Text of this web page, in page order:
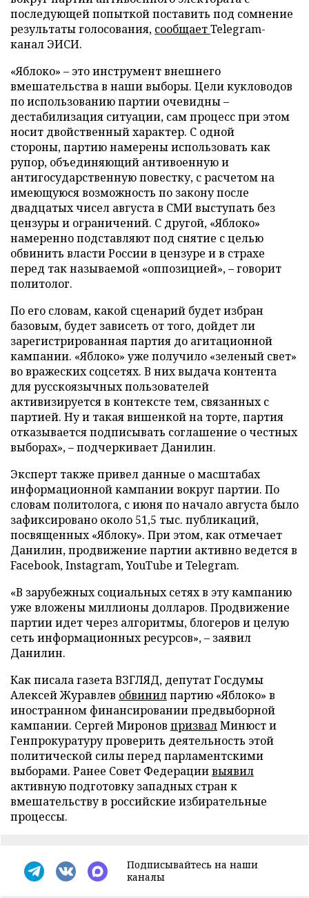
последующей попыткой поставить под сомнение
результаты голосования, сообщаетTelegram-
канал ЭИСИ.
«Яблоко» – это инструмент внешнего
вмешательства в наши выборы. Цели кукловодов
по использованию партии очевидны –
дестабилизация ситуации, сам процесс при этом
носит двойственный характер. С одной
стороны, партию намерены использовать как
рупор, объединяющий антивоенную и
антигосударственную повестку, с расчетом на
имеющуюся возможность по закону после
двадцатых чисел августа в СМИ выступать без
цензуры и ограничений. С другой, «Яблоко»
намеренно подставляют под снятие с целью
обвинить власти России в цензуре и в страхе
перед так называемой «оппозицией», – говорит
политолог.
По его словам, какой сценарий будет избран
базовым, будет зависеть от того, дойдет ли
зарегистрированная партия до агитационной
кампании. «Яблоко» уже получило «зеленый свет»
во вражеских соцсетях. В них выдача контента
для русскоязычных пользователей
активизируется в контексте тем, связанных с
партией. Ну и такая вишенкой на торте, партия
отказывается подписывать соглашение о честных
выборах», – подчеркивает Данилин.
Эксперт также привел данные о масштабах
информационной кампании вокруг партии. По
словам политолога, с июня по начало августа было
зафиксировано около 51,5 тыс. публикаций,
посвященных «Яблоку». При этом, как отмечает
Данилин, продвижение партии активно ведется в
Facebook, Instagram, YouTube и Telegram.
«В зарубежных социальных сетях в эту кампанию
уже вложены миллионы долларов. Продвижение
партии идет через алгоритмы, блогеров и целую
сеть информационных ресурсов», – заявил
Данилин.
Как писала газета ВЗГЛЯД, депутат Госдумы
Алексей Журавлев обвинилпартию «Яблоко» в
иностранном финансировании предвыборной
кампании. Сергей Миронов призвалМинюст и
Генпрокуратуру проверить деятельность этой
политической силы перед парламентскими
выборами. Ранее Совет Федерациивыявил
активную подготовку западных стран к
вмешательству в российские избирательные
процессы.
Подписывайтесь на наши
каналы